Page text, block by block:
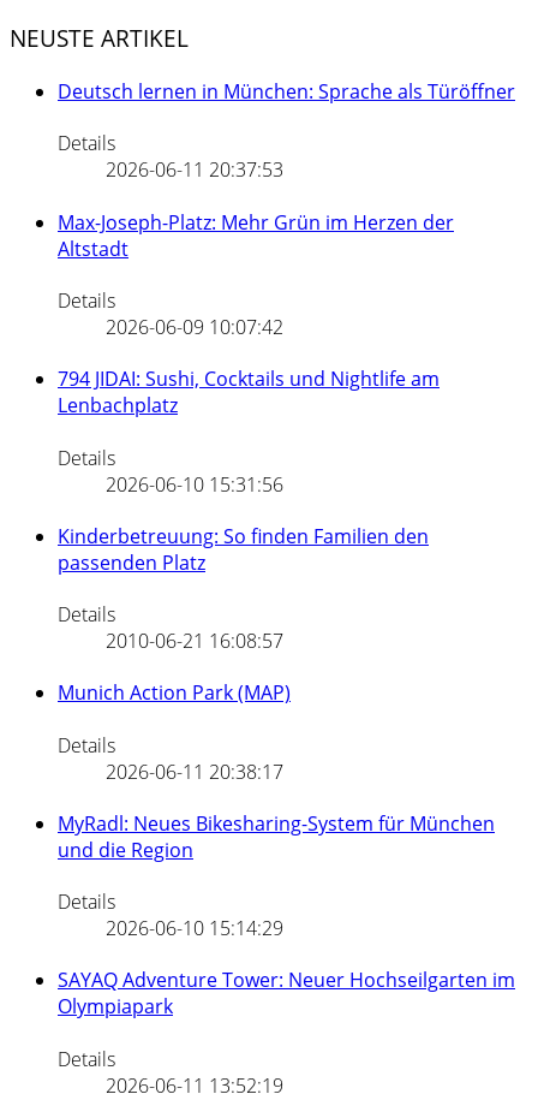
NEUSTE ARTIKEL
Deutsch lernen in München: Sprache als Türöffner
Details
2026-06-11 20:37:53
Max-Joseph-Platz: Mehr Grün im Herzen der
Altstadt
Details
2026-06-09 10:07:42
794 JIDAI: Sushi, Cocktails und Nightlife am
Lenbachplatz
Details
2026-06-10 15:31:56
Kinderbetreuung: So finden Familien den
passenden Platz
Details
2010-06-21 16:08:57
Munich Action Park (MAP)
Details
2026-06-11 20:38:17
MyRadl: Neues Bikesharing-System für München
und die Region
Details
2026-06-10 15:14:29
SAYAQ Adventure Tower: Neuer Hochseilgarten im
Olympiapark
Details
2026-06-11 13:52:19